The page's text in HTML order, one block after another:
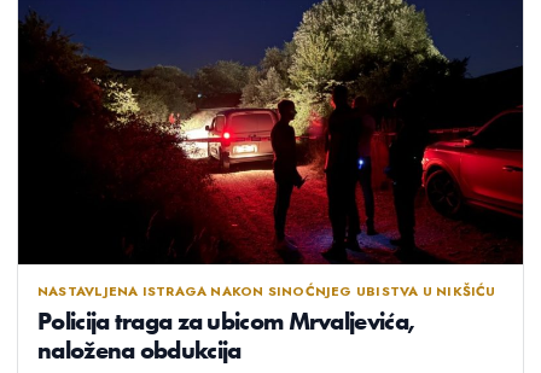
NASTAVLJENA ISTRAGA NAKON SINOĆNJEG UBISTVA U NIKŠIĆU
Policija traga za ubicom Mrvaljevića,
naložena obdukcija